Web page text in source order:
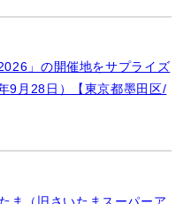
」の開催地をサプライズ
9月28日）【東京都墨田区/
ま（旧さいたまスーパーア
」のモザイクアート
市】